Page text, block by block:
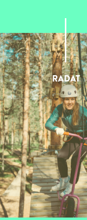
RADAT